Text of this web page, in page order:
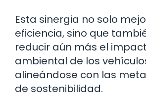
Esta sinergia no solo
eficiencia, sino que
reducir aún más el
ambiental de los
alineándose con las
de sostenibilidad.